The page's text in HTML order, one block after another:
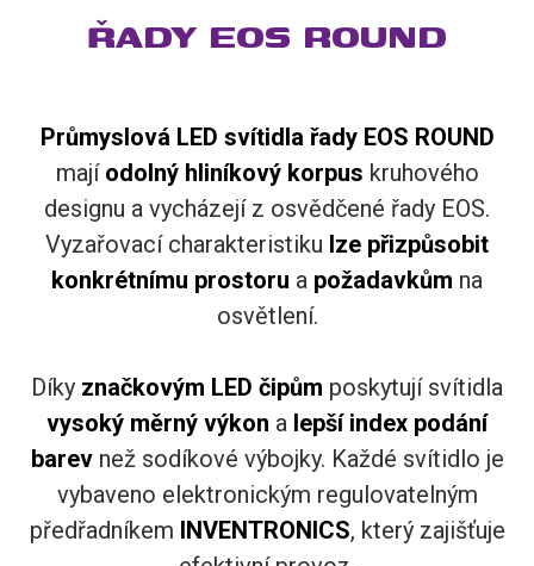
ŘADY EOS ROUND
Průmyslová LED svítidla řady EOS ROUND
mají odolný hliníkový korpus kruhového
designu a vycházejí z osvědčené řady EOS.
Vyzařovací charakteristiku lze přizpůsobit
konkrétnímu prostoru a požadavkům na
osvětlení.
Díky značkovým LED čipům poskytují svítidla
vysoký měrný výkon a lepší index podání
barevnež sodíkové výbojky. Každé svítidlo je
vybaveno elektronickým regulovatelným
předřadníkem INVENTRONICS, který zajišťuje